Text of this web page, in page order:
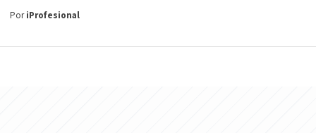
PoriProfesional